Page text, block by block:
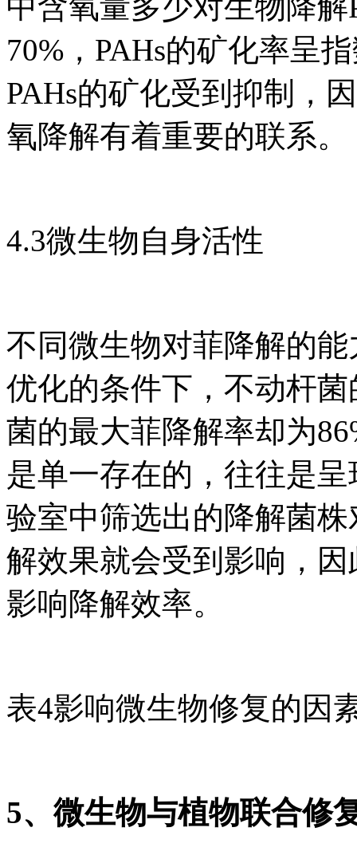
70%，PAHs的矿化率呈
PAHs的矿化受到抑制，
氧降解有着重要的联系。
4.3微生物自身活性
不同微生物对菲降解的
优化的条件下，不动杆
菌的最大菲降解率却为
是单一存在的，往往是
验室中筛选出的降解菌
解效果就会受到影响，
影响降解效率。
表4影响微生物修复的因
5、微生物与植物联合修